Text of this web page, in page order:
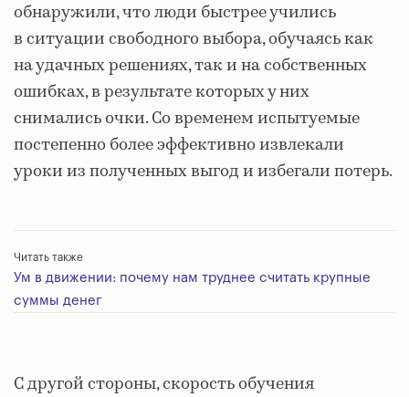
обнаружили, что люди быстрее учились
в ситуации свободного выбора, обучаясь как
на удачных решениях, так и на собственных
ошибках, в результате которых у них
снимались очки. Со временем испытуемые
постепенно более эффективно извлекали
уроки из полученных выгод и избегали потерь.
Читать также
Ум в движении: почему нам труднее считать крупные
суммы денег
С другой стороны, скорость обучения